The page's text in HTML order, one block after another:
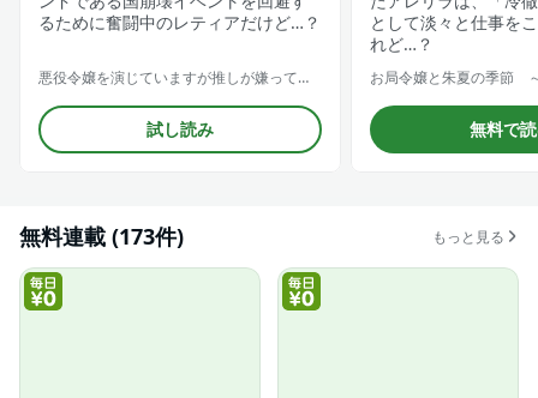
るために奮闘中のレティアだけど…？
悪役令嬢を演じていますが推しが嫌ってくれません【合冊版】
試し読み
として淡々と仕事を
れど…？
無料で
無料連載 (173件) もっと見る